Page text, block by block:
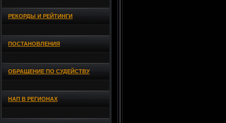
РЕКОРДЫ И РЕЙТИНГИ
ПОСТАНОВЛЕНИЯ
ОБРАЩЕНИЕ ПО СУДЕЙСТВУ
НАП В РЕГИОНАХ